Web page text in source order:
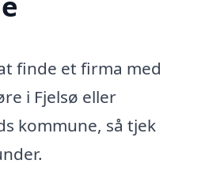
finde et firma med
i Fjelsø eller
kommune, så tjek